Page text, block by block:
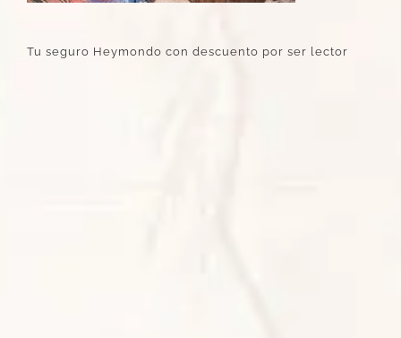
Tu seguro Heymondo con descuento por ser lector